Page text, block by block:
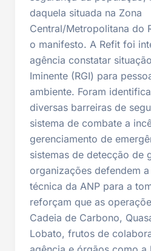
daquela situada na Zona
Central/Metropolitana do
o manifesto. A Refit foi
agência constatar
Iminente (RGI) para
ambiente. Foram
diversas barreiras de
sistema de combate a
gerenciamento de
sistemas de detecção de
organizações defendem
técnica da ANP para a
reforçam que as
Cadeia de Carbono,
Lobato, frutos de